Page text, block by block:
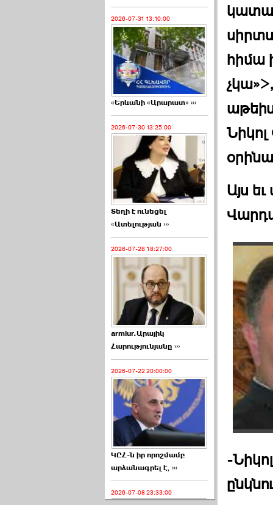
2026-07-31 13:10:00
«Երևանի «Արարատ» ›››
2026-07-30 13:25:00
Տեղի է ունեցել
«Ատելության ›››
2026-07-28 18:27:00
armlur.Արայիկ
Հարությունյանը ›››
2026-07-22 20:00:00
ԿԸՀ-ն իր որոշմամբ
արձանագրել է, ›››
2026-07-08 23:33:00
հիմա
Այս
-